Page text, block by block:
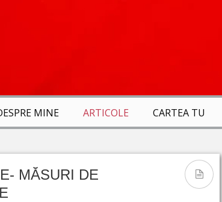
MINE ARTICOLE CARTEA TU
MĂSURI DE